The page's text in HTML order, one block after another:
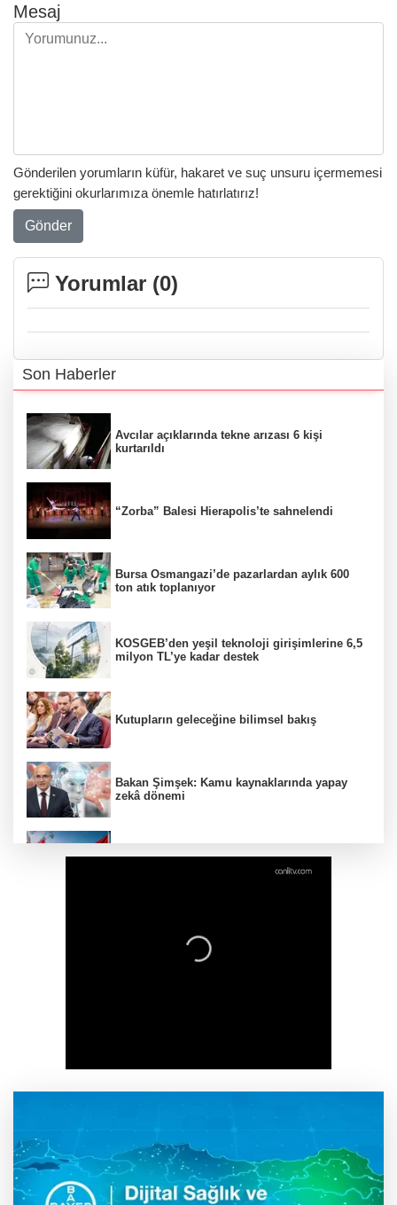
Mesaj
Gönderilen yorumların küfür, hakaret ve suç unsuru içermemesi
gerektiğini okurlarımıza önemle hatırlatırız!
Gönder
Yorumlar (0)
Son Haberler
Avcılar açıklarında tekne arızası 6 kişi
kurtarıldı
“Zorba” Balesi Hierapolis’te sahnelendi
Bursa Osmangazi’de pazarlardan aylık 600
ton atık toplanıyor
KOSGEB’den yeşil teknoloji girişimlerine 6,5
milyon TL’ye kadar destek
Kutupların geleceğine bilimsel bakış
Bakan Şimşek: Kamu kaynaklarında yapay
zekâ dönemi
mesajı: Adım adım şampiyonluğa
hizmetine açıldı